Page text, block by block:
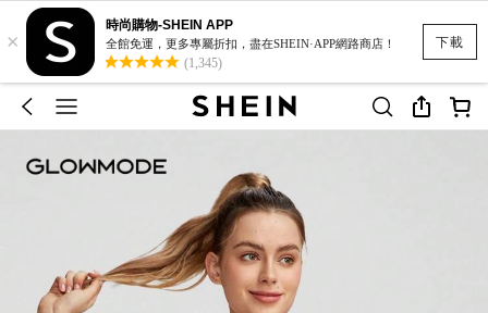
下載
×
時尚購物-SHEIN APP
全館免運，更多專屬折扣，盡在SHEIN·APP網路商店！
(1,345)